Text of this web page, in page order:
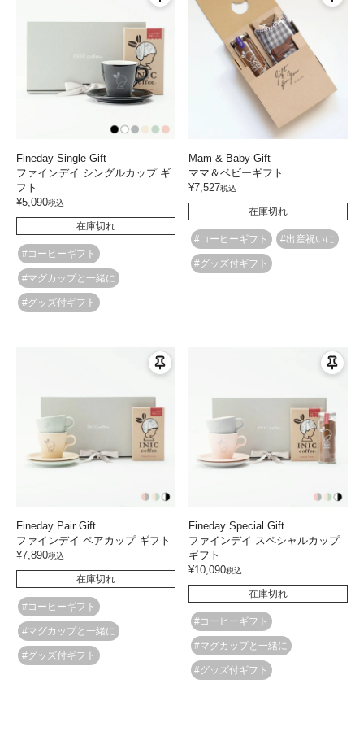
Fineday Single Gift
ファインデイ シングルカップ ギ
フト
¥5,090税込
在庫切れ
#コーヒーギフト
#マグカップと一緒に
#グッズ付ギフト
Mam & Baby Gift
ママ＆ベビーギフト
¥7,527税込
在庫切れ
#コーヒーギフト #出産祝いに
#グッズ付ギフト
Fineday Pair Gift
ファインデイ ペアカップ ギフト
¥7,890税込
在庫切れ
#コーヒーギフト
#マグカップと一緒に
#グッズ付ギフト
Fineday Special Gift
ファインデイ スペシャルカップ
ギフト
¥10,090税込
在庫切れ
#コーヒーギフト
#マグカップと一緒に
#グッズ付ギフト